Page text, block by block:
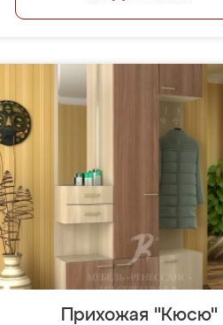
Прихожая "Кюсю"